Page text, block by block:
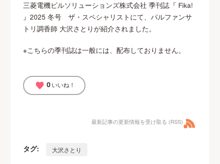
三菱電機ビルソリューションズ株式会社 季刊誌『 Fika!
』2025 冬号 ザ・スペシャリストにて、パルファンサ
トリ調香師 大沢さとりが紹介されました。
※こちらの季刊誌は一般には、配布しておりません。
favorite 0いいね！
最新記事の更新情報を受け取る (RSS)
タグ: 大沢さとり